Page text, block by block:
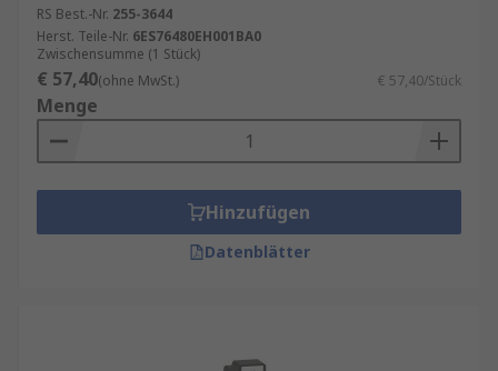
RS Best.-Nr. 255-3644
Herst. Teile-Nr. 6ES76480EH001BA0
Zwischensumme (1 Stück)
€ 57,40(ohne MwSt.) € 57,40/Stück
Menge
Hinzufügen
Datenblätter